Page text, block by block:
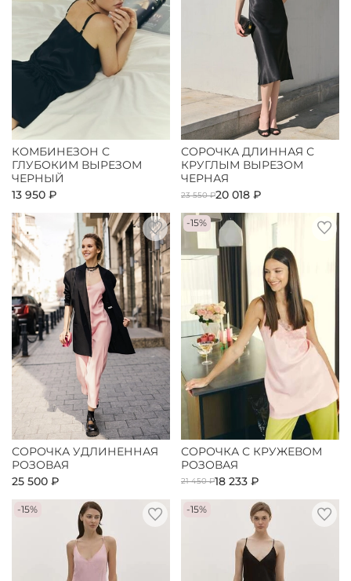
КОМБИНЕЗОН С
ГЛУБОКИМ ВЫРЕЗОМ
ЧЕРНЫЙ
13 950 ₽
СОРОЧКА ДЛИННАЯ С
КРУГЛЫМ ВЫРЕЗОМ
ЧЕРНАЯ
23 550 ₽20 018 ₽
СОРОЧКА УДЛИНЕННАЯ
РОЗОВАЯ
25 500 ₽
-15%
СОРОЧКА С КРУЖЕВОМ
РОЗОВАЯ
21 450 ₽18 233 ₽
-15% -15%